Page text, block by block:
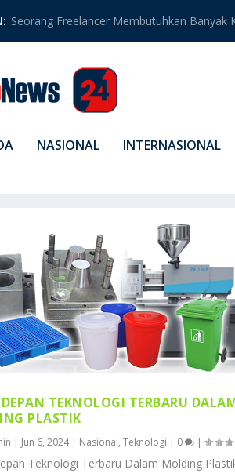
Seorang Freelancer Membutuhkan Banyak
NASIONAL INTERNASIONAL
TEKNOLOGI TERBARU
PLASTIK
| Jun 6, 2024| Nasional,Teknologi | 0 |
Teknologi Terbaru Dalam Molding